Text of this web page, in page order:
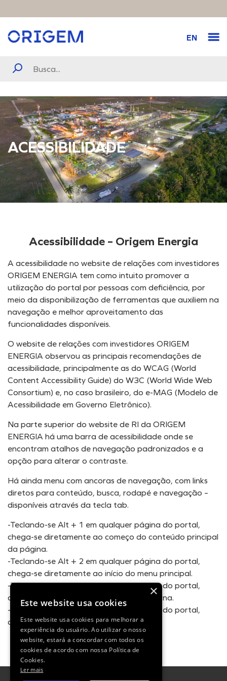
EN
ACESSIBILIDADE
Acessibilidade – Origem Energia
A acessibilidade no website de relações com investidores
ORIGEM ENERGIA tem como intuito promover a
utilização do portal por pessoas com deficiência, por
meio da disponibilização de ferramentas que auxiliem na
navegação e melhor aproveitamento das
funcionalidades disponíveis.
O website de relações com investidores ORIGEM
ENERGIA observou as principais recomendações de
acessibilidade, principalmente as do WCAG (World
Content Accessibility Guide) do W3C (World Wide Web
Consortium) e, no caso brasileiro, do e-MAG (Modelo de
Acessibilidade em Governo Eletrônico).
Na parte superior do website de RI da ORIGEM
ENERGIA há uma barra de acessibilidade onde se
encontram atalhos de navegação padronizados e a
opção para alterar o contraste.
Há ainda menu com ancoras de navegação, com links
diretos para conteúdo, busca, rodapé e navegação –
disponíveis através da tecla tab.
-Teclando-se Alt + 1 em qualquer página do portal,
chega-se diretamente ao começo do conteúdo principal
da página.
-Teclando-se Alt + 2 em qualquer página do portal,
chega-se diretamente ao início do menu principal.
-Teclando-se Alt + 3 em qualquer página do portal,
chega-se diretamente em sua busca interna.
-Teclando-se Alt + 4 em qualquer página do portal,
chega-se diretamente ao rodapé.
×
Este website usa cookies
Este website usa cookies para melhorar a
experiência do usuário. Ao utilizar o nosso
website, estará a concordar com todos os
cookies de acordo com nossa Política de
Cookies.
Ler mais